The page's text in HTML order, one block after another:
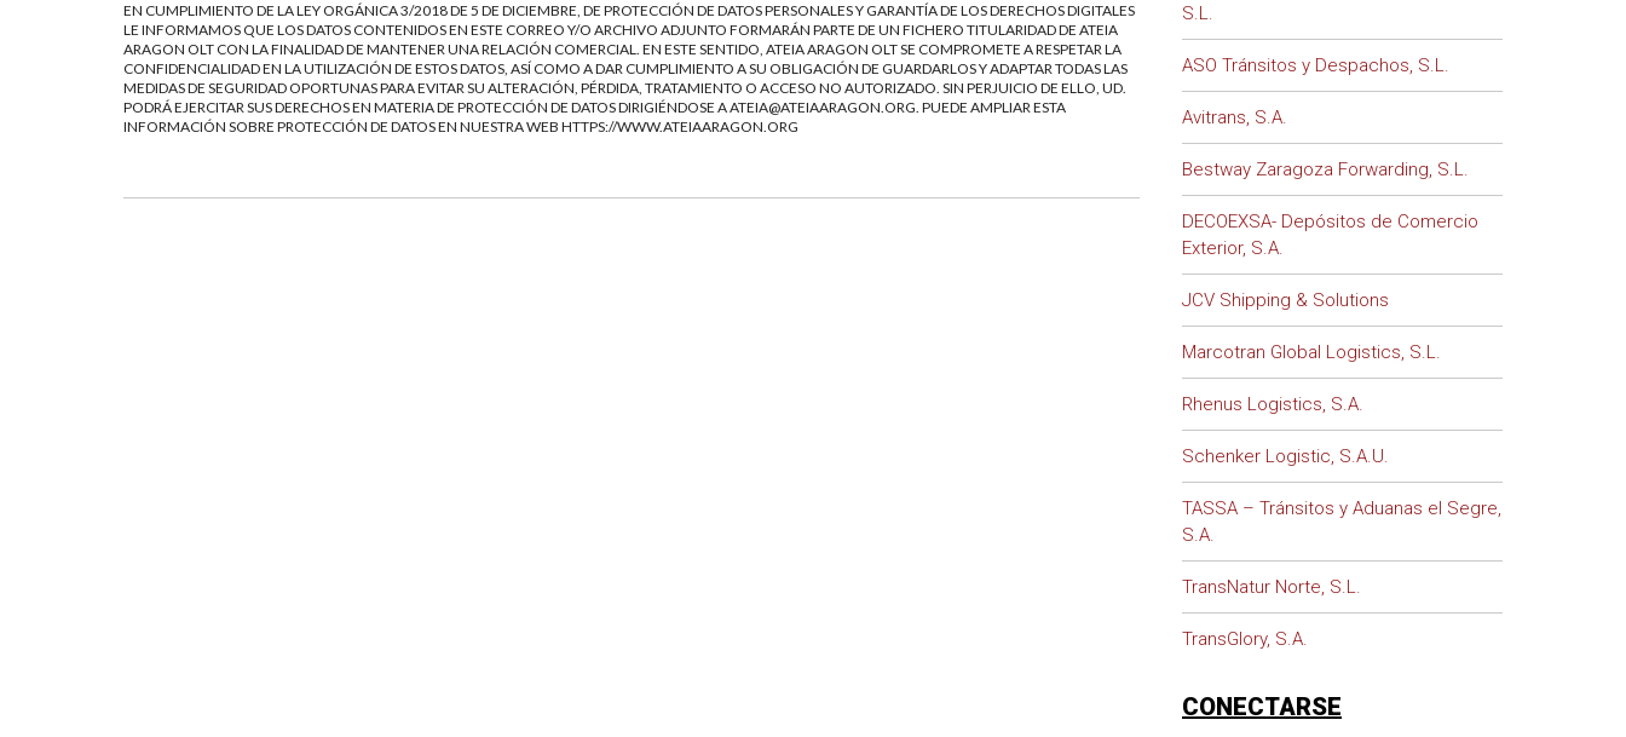
EN CUMPLIMIENTO DE LA LEY ORGÁNICA 3/2018 DE 5 DE DICIEMBRE, DE PROTECCIÓN DE DATOS PERSONALES Y GARANTÍA DE LOS DERECHOS DIGITALES
LE INFORMAMOS QUE LOS DATOS CONTENIDOS EN ESTE CORREO Y/O ARCHIVO ADJUNTO FORMARÁN PARTE DE UN FICHERO TITULARIDAD DE ATEIA
ARAGON OLT CON LA FINALIDAD DE MANTENER UNA RELACIÓN COMERCIAL. EN ESTE SENTIDO, ATEIA ARAGON OLT SE COMPROMETE A RESPETAR LA
CONFIDENCIALIDAD EN LA UTILIZACIÓN DE ESTOS DATOS, ASÍ COMO A DAR CUMPLIMIENTO A SU OBLIGACIÓN DE GUARDARLOS Y ADAPTAR TODAS LAS
MEDIDAS DE SEGURIDAD OPORTUNAS PARA EVITAR SU ALTERACIÓN, PÉRDIDA, TRATAMIENTO O ACCESO NO AUTORIZADO. SIN PERJUICIO DE ELLO, UD.
PODRÁ EJERCITAR SUS DERECHOS EN MATERIA DE PROTECCIÓN DE DATOS DIRIGIÉNDOSE AATEIA@ATEIAARAGON.ORG. PUEDE AMPLIAR ESTA
INFORMACIÓN SOBRE PROTECCIÓN DE DATOS EN NUESTRA WEB HTTPS://WWW.ATEIAARAGON.ORG
S.L.
ASO Tránsitos y Despachos, S.L.
Avitrans, S.A.
Bestway Zaragoza Forwarding, S.L.
DECOEXSA- Depósitos de Comercio
Exterior, S.A.
JCV Shipping & Solutions
Marcotran Global Logistics, S.L.
Rhenus Logistics, S.A.
Schenker Logistic, S.A.U.
TASSA – Tránsitos y Aduanas el Segre,
S.A.
TransNatur Norte, S.L.
TransGlory, S.A.
CONECTARSE